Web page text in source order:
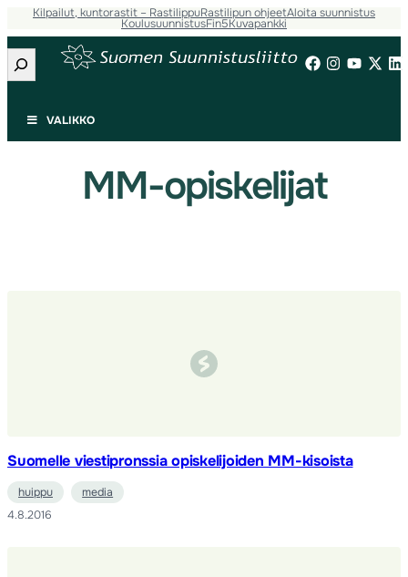
Siirry
sisältöön
Kilpailut, kuntorastit – RastilippuRastilipun ohjeetAloita suunnistus
KoulusuunnistusFin5Kuvapankki
Etsi
VALIKKO
MM-opiskelijat
Suomelle viestipronssia opiskelijoiden MM-kisoista
huippu
media
4.8.2016